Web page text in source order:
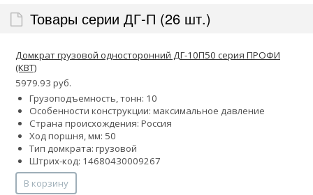
Товары серии ДГ-П (26 шт.)
Домкрат грузовой односторонний ДГ-10П50 серия ПРОФИ
(КВТ)
5979.93 руб.
Грузоподъемность, тонн: 10
Особенности конструкции: максимальное давление
Страна происхождения: Россия
Ход поршня, мм: 50
Тип домкрата: грузовой
Штрих-код: 14680430009267
В корзину